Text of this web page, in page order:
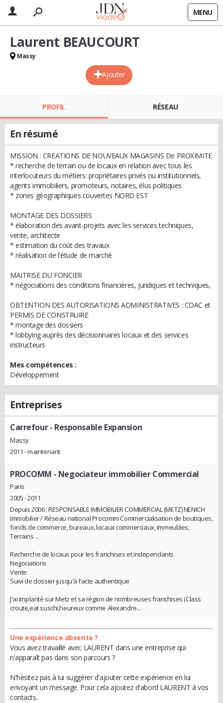
MENU
Ajouter
Laurent BEAUCOURT
Massy
PROFIL RÉSEAU
En résumé
MISSION : CREATIONS DE NOUVEAUX MAGASINS De PROXIMITE
* recherche de terrain ou de locaux en relation avec tous les
interlocuteurs du métiers: propriétaires privés ou institutionnels,
agents immobiliers, promoteurs, notaires, élus politiques
* zones géographiques couvertes NORD EST
MONTAGE DES DOSSIERS
* élaboration des avant-projets avec les services techniques,
vente, architecte
* estimation du coût des travaux
* réalisation de l'étude de marché
MAITRISE DU FONCIER
* négociations des conditions financières, juridiques et techniques,
OBTENTION DES AUTORISATIONS ADMINISTRATIVES : CDAC et
PERMIS DE CONSTRUIRE
* montage des dossiers
* lobbying auprès des décisionnaires locaux et des services
instructeurs
Mes compétences :
Développement
Entreprises
Carrefour- Responsable Expansion
Massy
2011 - maintenant
PROCOMM - Negociateur immobilier Commercial
Paris
2005 - 2011
Depuis 2006 : RESPONSABLE IMMOBILIER COMMERCIAL (METZ) NENICH
Immobilier / Réseau national Procomm Commercialisation de boutiques,
fonds de commerce, bureaux, locaux commerciaux, Immeubles,
Terrains ...
Recherche de locaux pour les franchises et independants
Negociations
Vente
Suivi de dossier jusqu'à l'acte authentique
J'ai implanté sur Metz et sa région de nombreuses franchises (Class
croute,eat suschi,heureux comme Alexandre...
Une expérience absente ?
Vous avez travaillé avec LAURENT dans une entreprise qui
n'apparaît pas dans son parcours ?
N'hésitez pas à lui suggérer d'ajouter cette expérience en lui
envoyant un message. Pour cela ajoutez d'abord LAURENT à vos
contacts.